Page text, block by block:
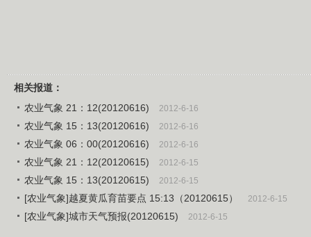
相关报道：
农业气象 21：12(20120616)
2012-6-16
农业气象 15：13(20120616) 2012-6-16
农业气象 06：00(20120616) 2012-6-16
农业气象 21：12(20120615) 2012-6-15
农业气象 15：13(20120615) 2012-6-15
[农业气象]越夏黄瓜育苗要点 15:13（20120615） 2012-6-15
[农业气象]城市天气预报(20120615) 2012-6-15